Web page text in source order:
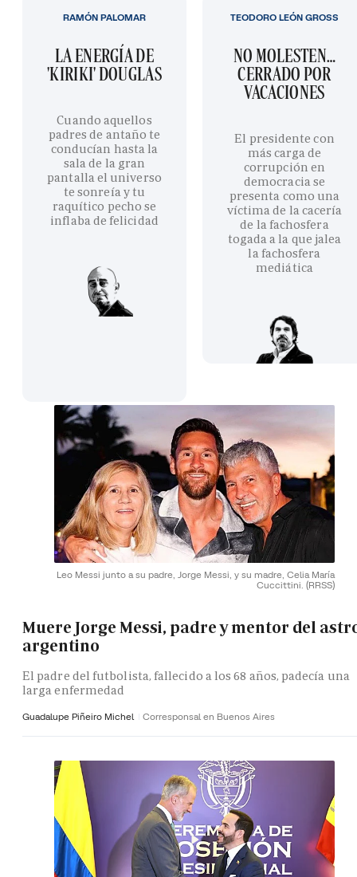
LA ENERGÍA DE
'KIRIKI' DOUGLAS
Cuando aquellos
padres de antaño te
conducían hasta la
sala de la gran
pantalla el universo
te sonreía y tu
raquítico pecho se
inflaba de felicidad
RAMÓN PALOMAR
NO MOLESTEN…
CERRADO POR
VACACIONES
El presidente con
más carga de
corrupción en
democracia se
presenta como una
víctima de la cacería
de la fachosfera
togada a la que jalea
la fachosfera
mediática
TEODORO LEÓN GROSS
Leo Messi junto a su padre, Jorge Messi, y su madre, Celia María
Cuccittini. (RRSS)
Muere Jorge Messi, padre y mentor del
argentino
El padre del futbolista, fallecido a los 68 años, padecía una
larga enfermedad
Guadalupe Piñeiro Michel Corresponsal en Buenos Aires